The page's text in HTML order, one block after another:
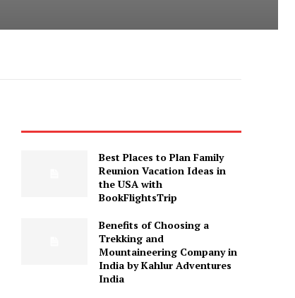
Best Places to Plan Family
Reunion Vacation Ideas in
the USA with
BookFlightsTrip
Benefits of Choosing a
Trekking and
Mountaineering Company in
India by Kahlur Adventures
India